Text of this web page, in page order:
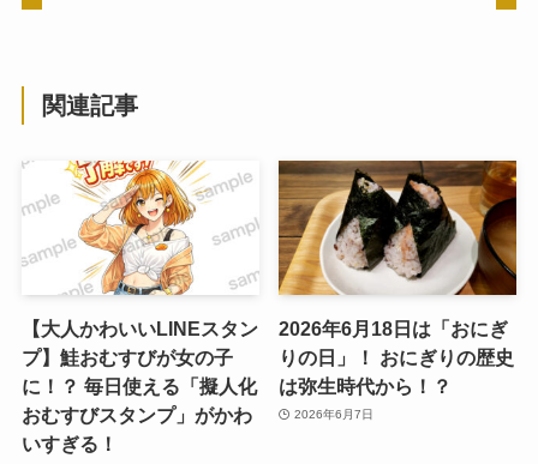
関連記事
【大人かわいいLINEスタン
プ】鮭おむすびが女の子
に！？ 毎日使える「擬人化
おむすびスタンプ」がかわ
いすぎる！
2026年6月18日は「おにぎ
りの日」！ おにぎりの歴史
は弥生時代から！？
2026年6月7日